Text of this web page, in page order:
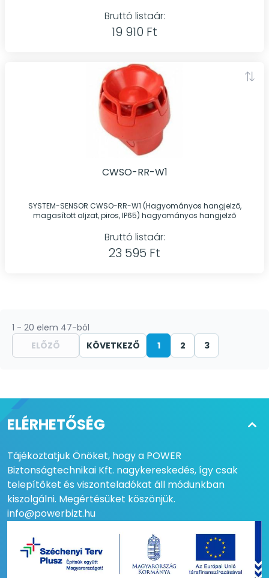
Bruttó listaár:
19 910 Ft
CWSO-RR-W1
SYSTEM-SENSOR CWSO-RR-W1 (Hagyományos hangjelző,
magasított aljzat, piros, IP65) hagyományos hangjelző
Bruttó listaár:
23 595 Ft
1 - 20 elem 47-ból
ELŐZŐ
1 2 3
KÖVETKEZŐ
ELÉRHETŐSÉG
Tájékoztatjuk Önöket, hogy a POWER
Biztonságtechnikai Kft. nagykereskedés, így csak
telepítőket és viszonteladókat áll módunkban
kiszolgálni. Megértésüket köszönjük.
info@powerbizt.hu